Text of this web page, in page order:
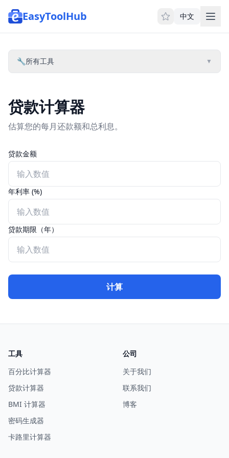
EasyToolHub 中文
🔧所有工具 ▼
贷款计算器
估算您的每月还款额和总利息。
贷款金额
年利率 (%)
贷款期限（年）
计算
工具
百分比计算器
贷款计算器
BMI 计算器
密码生成器
卡路里计算器
公司
关于我们
联系我们
博客